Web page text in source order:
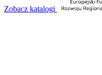
Zobacz katalogi